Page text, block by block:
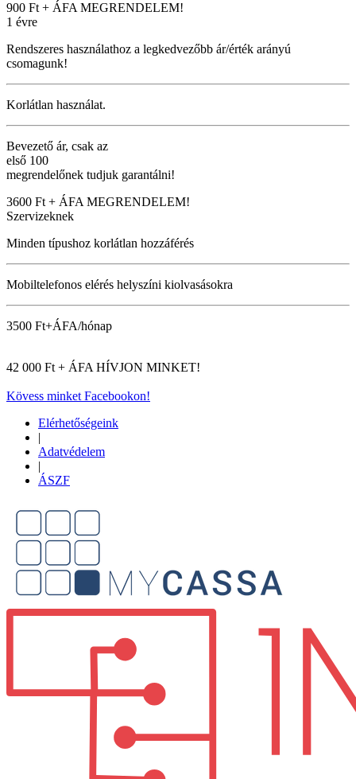
900 Ft + ÁFA MEGRENDELEM!
1 évre
Rendszeres használathoz a legkedvezőbb ár/érték arányú
csomagunk!
Korlátlan használat.
Bevezető ár, csak az
első 100
megrendelőnek tudjuk garantálni!
3600 Ft + ÁFA MEGRENDELEM!
Szervizeknek
Minden típushoz korlátlan hozzáférés
Mobiltelefonos elérés helyszíni kiolvasásokra
3500 Ft+ÁFA/hónap
42 000 Ft + ÁFA HÍVJON MINKET!
Kövess minket Facebookon!
Elérhetőségeink
|
Adatvédelem
|
ÁSZF